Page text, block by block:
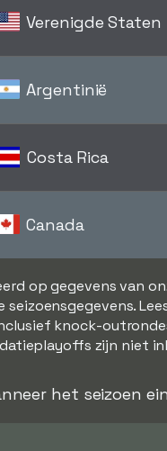
Verenigde Staten
Argentinië
Costa Rica
Canada
op gegevens van
knock-
zijn niet
het seizoen